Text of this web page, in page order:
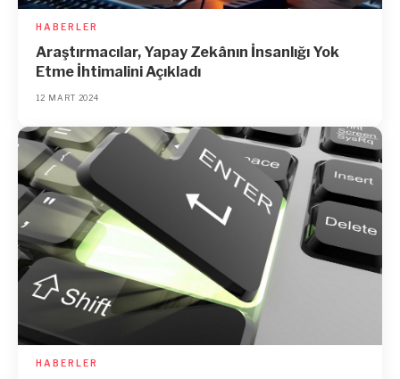
HABERLER
Araştırmacılar, Yapay Zekânın İnsanlığı Yok
Etme İhtimalini Açıkladı
12 MART 2024
HABERLER